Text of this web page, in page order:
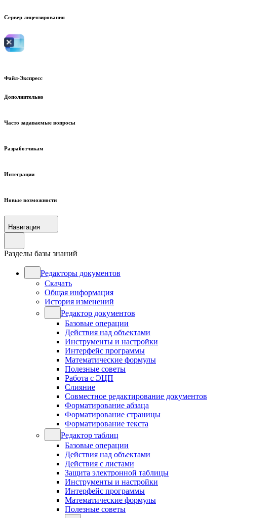
Сервер лицензирования
Файл-Экспресс
Дополнительно
Часто задаваемые вопросы
Разработчикам
Интеграции
Новые возможности
Навигация
Разделы базы знаний
Редакторы документов
Скачать
Общая информация
История изменений
Редактор документов
Базовые операции
Действия над объектами
Инструменты и настройки
Интерфейс программы
Математические формулы
Полезные советы
Работа с ЭЦП
Слияние
Совместное редактирование документов
Форматирование абзаца
Форматирование страницы
Форматирование текста
Редактор таблиц
Базовые операции
Действия над объектами
Действия с листами
Защита электронной таблицы
Инструменты и настройки
Интерфейс программы
Математические формулы
Полезные советы